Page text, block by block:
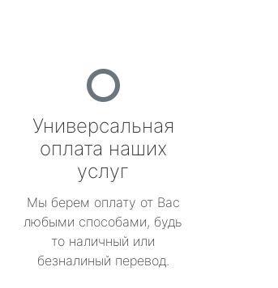
Универсальная
оплата наших
услуг
Мы берем оплату от Вас
любыми способами, будь
то наличный или
безналиный перевод.